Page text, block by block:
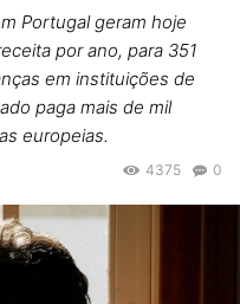
Portugal geram hoje
por ano, para 351
em instituições de
paga mais de mil
europeias.
0
4375